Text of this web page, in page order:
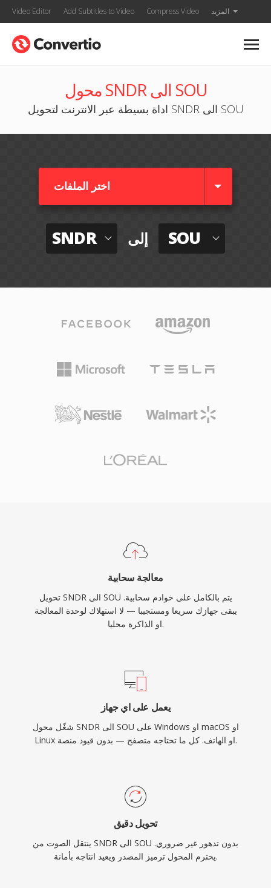
Video Editor Add Subtitles to Video Compress Video المزيد
محول SNDR الى SOU
اداة بسيطة عبر الانترنت لتحويل SNDR الى SOU
اختر الملفات
SNDR إلى SOU
معالجة سحابية
تحويل SNDR الى SOU يتم بالكامل على خوادم سحابية.
يبقى جهازك سريعا ومستجيبا — لا استهلاك لوحدة المعالجة
او الذاكرة محليا.
يعمل على اي جهاز
شغّل محول SNDR الى SOU على Windows او macOS او
Linux او الهاتف. كل ما تحتاجه متصفح — بدون قيود منصة.
تحويل دقيق
ينتقل الصوت من SNDR الى SOU بدون تدهور غير ضروري.
يحترم المحول ترميز المصدر ويعيد انتاجه بأمانة.